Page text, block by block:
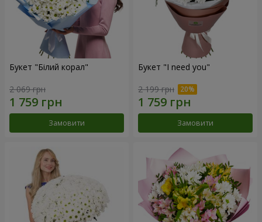
Букет "Білий корал"
2 069 грн
Замовити
Букет "I need you"
2 199 грн
Замовити